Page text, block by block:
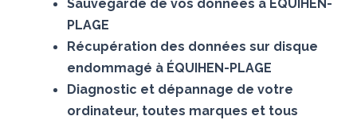
Sauvegarde de vos données à ÉQUIHEN-
PLAGE
Récupération des données sur disque
endommagé à ÉQUIHEN-PLAGE
Diagnostic et dépannage de votre
ordinateur, toutes marques et tous